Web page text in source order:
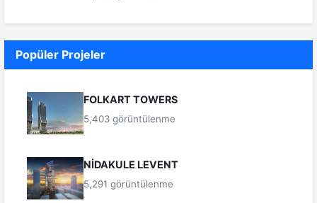
Popüler Projeler
FOLKART TOWERS
5,403 görüntülenme
NİDAKULE LEVENT
5,291 görüntülenme